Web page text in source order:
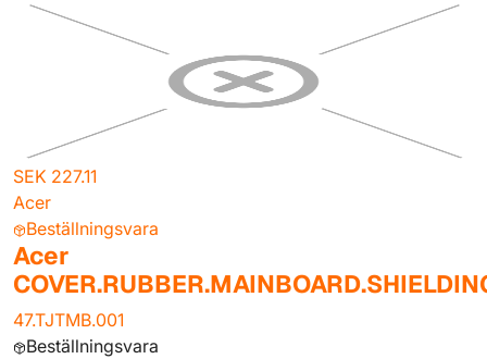
SEK 227.11
Acer
Beställningsvara
Acer
47.TJTMB.001
Beställningsvara